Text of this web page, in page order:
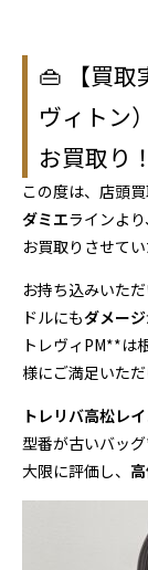
👜 【買取
ヴィトン
お買取り！
この度は、店頭
ダミエラインよ
お買取りさせて
お持ち込みいた
ドルにもダメージ
トレヴィPM**は
様にご満足いた
トレリバ高松レ
型番が古いバッ
大限に評価し、